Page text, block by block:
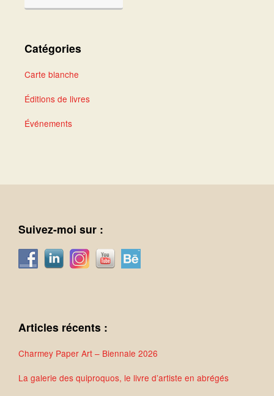
Catégories
Carte blanche
Éditions de livres
Événements
Suivez-moi sur :
Articles récents :
Charmey Paper Art – Biennale 2026
La galerie des quiproquos, le livre d’artiste en abrégés